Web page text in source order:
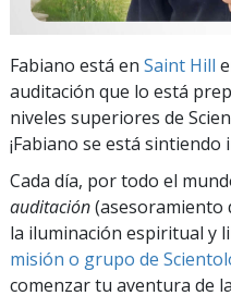
Fabiano está en Saint Hill
auditación que lo está
niveles superiores de
¡Fabiano se está
Cada día, por todo el
auditación(asesoramiento
la iluminación espiritual y
misión o grupo de
comenzar tu aventura de